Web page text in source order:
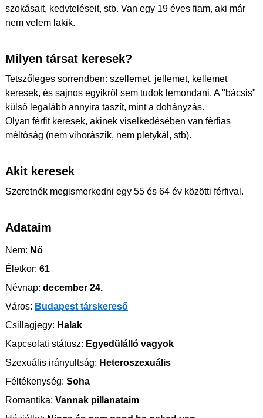
szokásait, kedvteléseit, stb. Van egy 19 éves fiam, aki már
nem velem lakik.
Milyen társat keresek?
Tetszőleges sorrendben: szellemet, jellemet, kellemet
keresek, és sajnos egyikről sem tudok lemondani. A "bácsis"
külső legalább annyira taszít, mint a dohányzás.
Olyan férfit keresek, akinek viselkedésében van férfias
méltóság (nem vihorászik, nem pletykál, stb).
Akit keresek
Szeretnék megismerkedni egy 55 és 64 év közötti férfival.
Adataim
Nem: Nő
Életkor: 61
Névnap: december 24.
Város: Budapest társkereső
Csillagjegy: Halak
Kapcsolati státusz: Egyedülálló vagyok
Szexuális irányultság: Heteroszexuális
Féltékenység: Soha
Romantika: Vannak pillanataim